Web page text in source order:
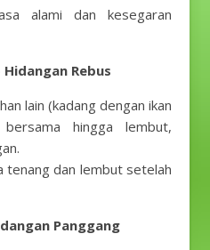
alami dan kesegaran
Rebus
lain (kadang dengan ikan
hingga lembut,
tenang dan lembut setelah
Panggang